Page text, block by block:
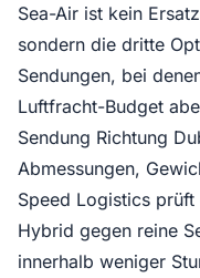
Sea-Air ist kein
sondern die dritte
Sendungen, bei
Luftfracht-Budget
Sendung Richtung
Abmessungen,
Speed Logistics
Hybrid gegen reine
innerhalb weniger